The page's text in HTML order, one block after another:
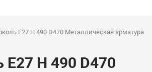
E27 H 490 D470 Металлическая арматура
H 490 D470